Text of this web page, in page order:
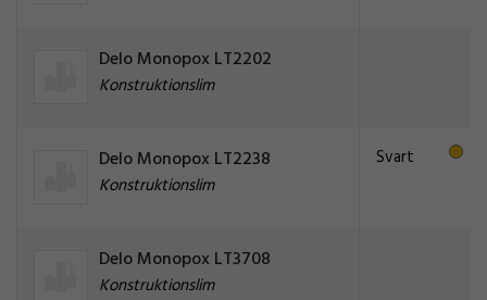
Delo Monopox LT2202
Konstruktionslim
Delo Monopox LT2238
Konstruktionslim
Svart
Delo Monopox LT3708
Konstruktionslim